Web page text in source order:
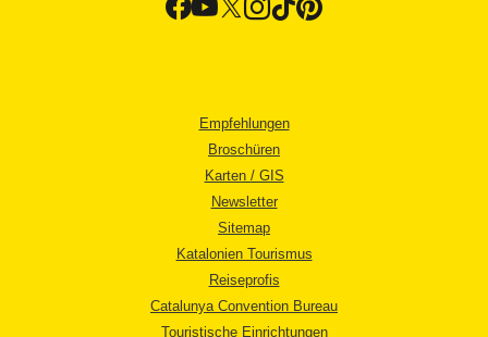
Empfehlungen
Broschüren
Karten / GIS
Newsletter
Sitemap
Katalonien Tourismus
Reiseprofis
Catalunya Convention Bureau
Touristische Einrichtungen